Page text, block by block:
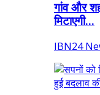
गांव और
मिटाएगी...
IBN24